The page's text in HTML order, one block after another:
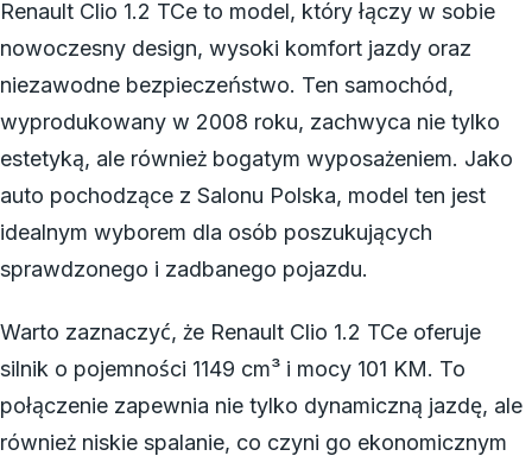
Renault Clio 1.2 TCe to model, który łączy w sobie
nowoczesny design, wysoki komfort jazdy oraz
niezawodne bezpieczeństwo. Ten samochód,
wyprodukowany w 2008 roku, zachwyca nie tylko
estetyką, ale również bogatym wyposażeniem. Jako
auto pochodzące z Salonu Polska, model ten jest
idealnym wyborem dla osób poszukujących
sprawdzonego i zadbanego pojazdu.
Warto zaznaczyć, że Renault Clio 1.2 TCe oferuje
silnik o pojemności 1149 cm³ i mocy 101 KM. To
połączenie zapewnia nie tylko dynamiczną jazdę, ale
również niskie spalanie, co czyni go ekonomicznym